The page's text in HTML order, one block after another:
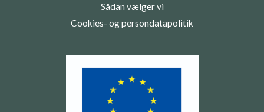
Sådan vælger vi
Cookies- og persondatapolitik